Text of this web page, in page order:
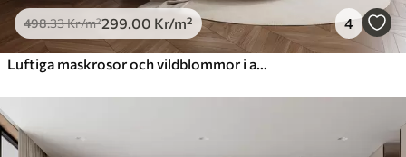
498.33Kr/m²299 .00 Kr/m² 4